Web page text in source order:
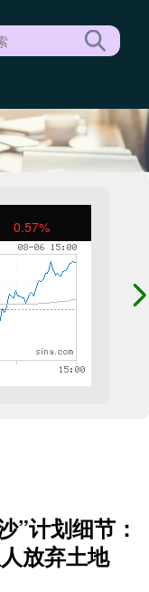
0.57%
”计划细节：
放弃土地